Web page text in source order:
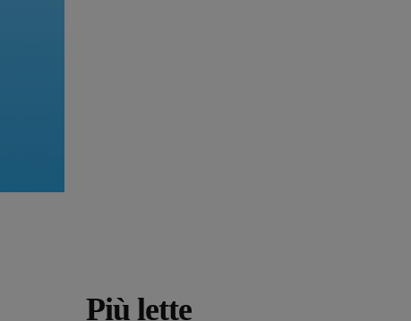
Più lette